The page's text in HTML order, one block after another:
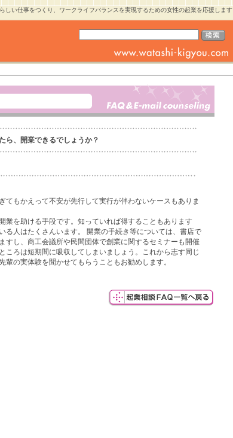
しい仕事をつくり、ワークライフバランスを実現するための女性の起業を応援します
ら、開業できるでしょうか？
てもかえって不安が先行して実行が伴わないケースもありま
業を助ける手段です。知っていれば得することもあります
る人はたくさんいます。 開業の手続き等については、書店で
すし、商工会議所や民間団体で創業に関するセミナーも開催
ころは短期間に吸収してしまいましょう。これから志す同じ
輩の実体験を聞かせてもらうこともお勧めします。